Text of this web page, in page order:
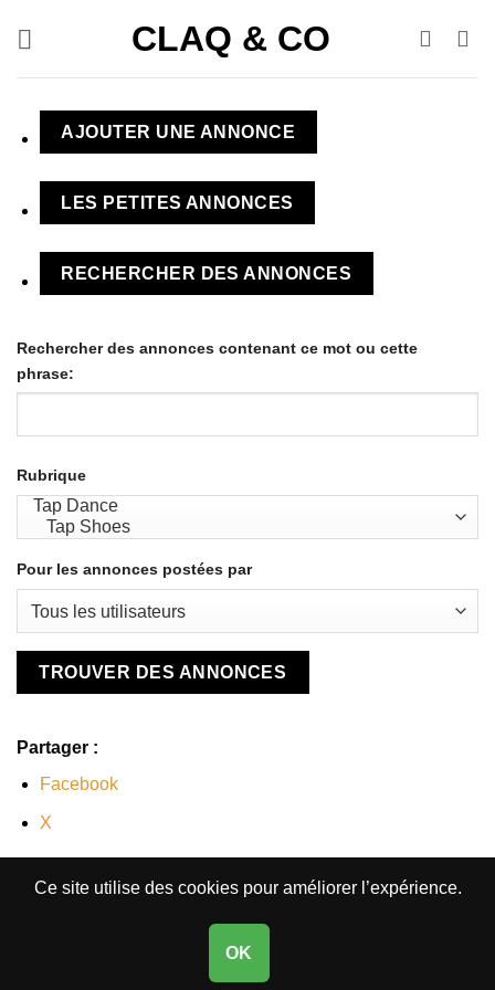
CLAQ & CO
AJOUTER UNE ANNONCE
LES PETITES ANNONCES
RECHERCHER DES ANNONCES
Rechercher des annonces contenant ce mot ou cette
phrase:
Rubrique
Pour les annonces postées par
Partager :
Facebook
X
Ce site utilise des cookies pour améliorer l’expérience.
OK